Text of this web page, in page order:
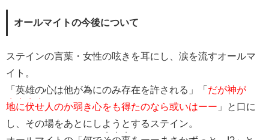
オールマイトの今後について
ステインの言葉・女性の呟きを耳にし、涙を流すオールマ
イト。
「英雄の心は他が為にのみ存在を許される」「 だが神が
地に伏せ
・・・・
人のか弱き心をも得たのなら或いはーー 」と口に
し、その場をあとにしようとするステイン。
・・・